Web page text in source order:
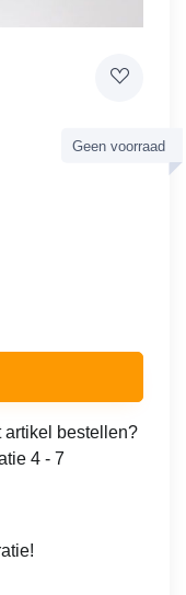
Geen voorraad
artikel bestellen?
4 - 7